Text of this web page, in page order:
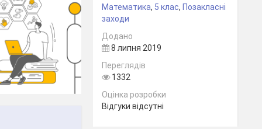
Математика, 5 клас, Позакласні
заходи
Додано
8 липня 2019
Переглядів
1332
Оцінка розробки
Відгуки відсутні